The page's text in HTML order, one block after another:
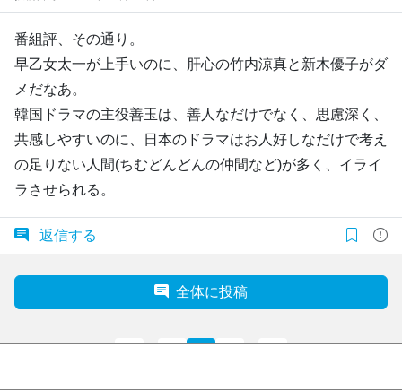
番組評、その通り。
早乙女太一が上手いのに、肝心の竹内涼真と新木優子がダ
メだなあ。
韓国ドラマの主役善玉は、善人なだけでなく、思慮深く、
共感しやすいのに、日本のドラマはお人好しなだけで考え
の足りない人間(ちむどんどんの仲間など)が多く、イライ
ラさせられる。
返信する
全体に投稿